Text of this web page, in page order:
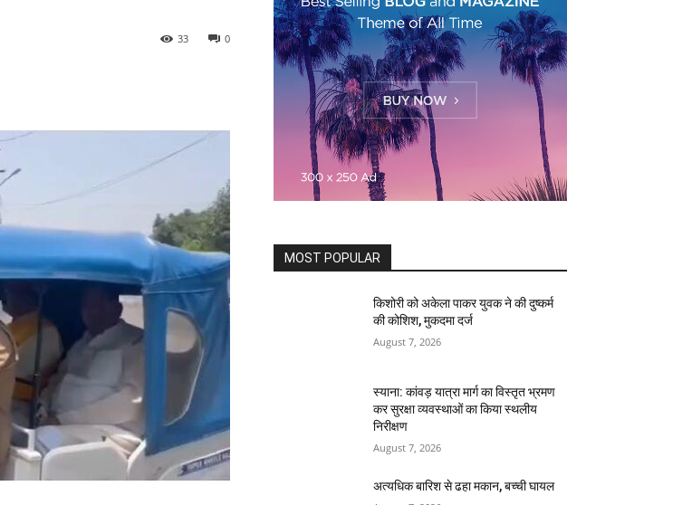
0
33
MOST POPULAR
किशोरी को अकेला पाकर युवक ने की दुष्कर्म
की कोशिश, मुकदमा दर्ज
August 7, 2026
स्याना: कांवड़ यात्रा मार्ग का विस्तृत भ्रमण
कर सुरक्षा व्यवस्थाओं का किया स्थलीय
निरीक्षण
August 7, 2026
अत्यधिक बारिश से ढहा मकान, बच्ची घायल